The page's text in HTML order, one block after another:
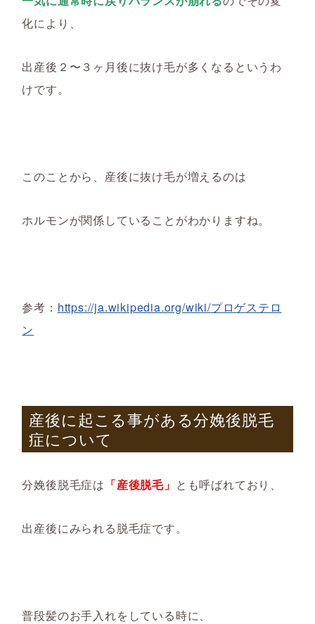
化により、
出産後２〜３ヶ月後に抜け毛が多くなるというわ
けです。
このことから、産後に抜け毛が増えるのは
ホルモンが関係していることがわかりますね。
参考： https://ja.wikipedia.org/wiki/プロゲステロ
ン
産後に起こる事がある分娩後脱毛
症について
分娩後脱毛症は 「産後脱毛」 とも呼ばれており、
出産後にみられる脱毛症です。
普段髪のお手入れをしている時に、